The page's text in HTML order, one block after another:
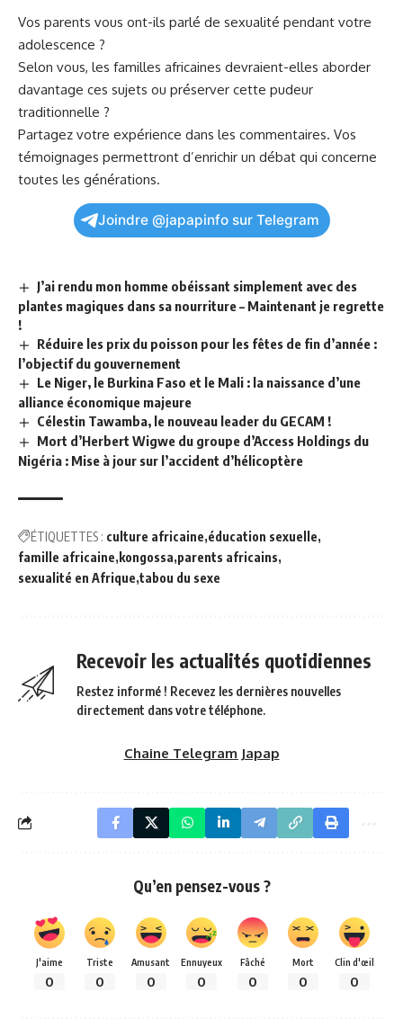
Vos parents vous ont-ils parlé de sexualité pendant votre
adolescence ?
Selon vous, les familles africaines devraient-elles aborder
davantage ces sujets ou préserver cette pudeur
traditionnelle ?
Partagez votre expérience dans les commentaires. Vos
témoignages permettront d’enrichir un débat qui concerne
toutes les générations.
Joindre @japapinfo sur Telegram
J’ai rendu mon homme obéissant simplement avec des
plantes magiques dans sa nourriture – Maintenant je regrette
!
Réduire les prix du poisson pour les fêtes de fin d’année :
l’objectif du gouvernement
Le Niger, le Burkina Faso et le Mali : la naissance d’une
alliance économique majeure
Célestin Tawamba, le nouveau leader du GECAM !
Mort d’Herbert Wigwe du groupe d’Access Holdings du
Nigéria : Mise à jour sur l’accident d’hélicoptère
ÉTIQUETTES : culture africaine éducation sexuelle
famille africaine kongossa parents africains
sexualité en Afrique tabou du sexe
Recevoir les actualités quotidiennes
Restez informé ! Recevez les dernières nouvelles
directement dans votre téléphone.
Chaine Telegram Japap
Qu’en pensez-vous ?
J'aime
0
Triste
0
Amusant
0
Ennuyeux
0
Fâché
0
Mort
0
Clin d'œil
0